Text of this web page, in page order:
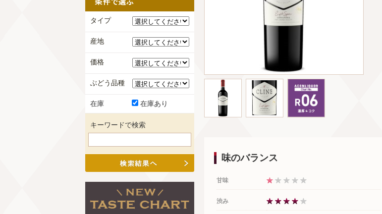
味のバランス
甘味
渋み
タイプ
産地
価格
ぶどう品種
在庫 在庫あり
キーワードで検索